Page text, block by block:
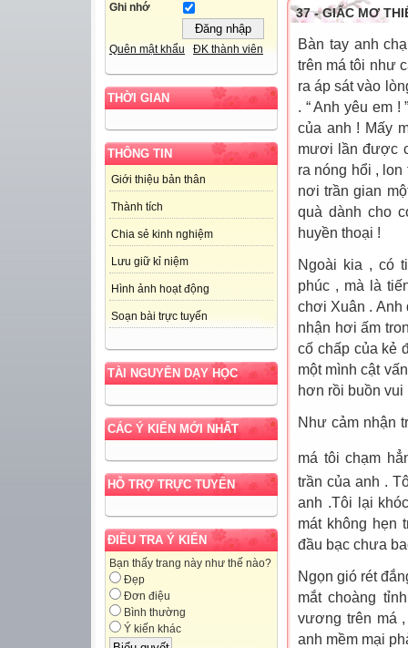
Ghi nhớ
Quên mật khẩu ĐK thành viên
THỜI GIAN
THÔNG TIN
Giới thiệu bản thân
Thành tích
Chia sẻ kinh nghiệm
Lưu giữ kỉ niệm
Hình ảnh hoạt động
Soạn bài trực tuyến
TÀI NGUYÊN DẠY HỌC
CÁC Ý KIẾN MỚI NHẤT
HỖ TRỢ TRỰC TUYẾN
ĐIỀU TRA Ý KIẾN
Bạn thấy trang này như thế nào?
Đẹp
Đơn điệu
Bình thường
Ý kiến khác
37 - GIẤC MƠ
Bàn tay anh
trên má tôi như
ra áp sát vào
. “ Anh yêu em
của anh ! Mấy
mươi lần được
ra nóng hổi ,
nơi trần gian
quà dành cho
huyền thoại !
Ngoài kia , có
phúc , mà là
chơi Xuân . Anh
nhận hơi ấm
cố chấp của kẻ
một mình cật
hơn rồi buồn vui
Như cảm nhận
má tôi chạm
trần của anh .
anh .Tôi lại
mát không hẹn
đầu bạc chưa
Ngọn gió rét
mắt choàng
vương trên má
anh mềm mại